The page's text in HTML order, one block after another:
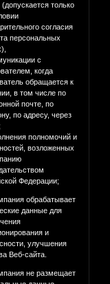
только
согласия
персональных
с
когда
обращается к
в том числе по
почте, по
по адресу, через
полномочий и
возложенных
Федерации;
обрабатывает
данные для
и
улучшения
Веб-сайта.
не размещает